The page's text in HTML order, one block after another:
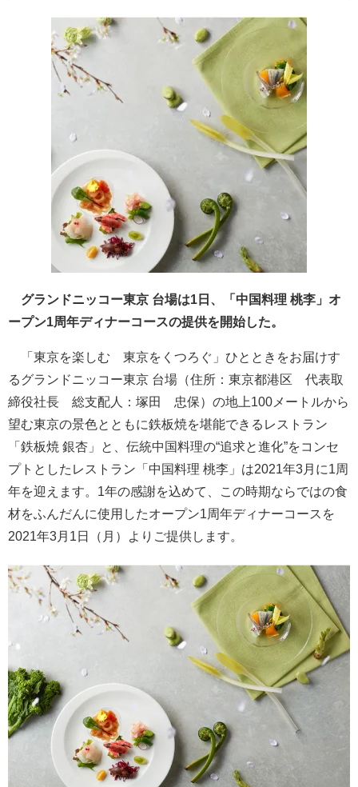
グランドニッコー東京 台場は1日、「中国料理 桃李」オ
ープン1周年ディナーコースの提供を開始した。
「東京を楽しむ 東京をくつろぐ」ひとときをお届けす
るグランドニッコー東京 台場（住所：東京都港区 代表取
締役社長 総支配人：塚田 忠保）の地上100メートルから
望む東京の景色とともに鉄板焼を堪能できるレストラン
「鉄板焼 銀杏」と、伝統中国料理の“追求と進化”をコンセ
プトとしたレストラン「中国料理 桃李」は2021年3月に1周
年を迎えます。1年の感謝を込めて、この時期ならではの食
材をふんだんに使用したオープン1周年ディナーコースを
2021年3月1日（月）よりご提供します。